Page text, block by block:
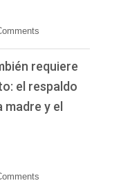
requiere
el respaldo
y el